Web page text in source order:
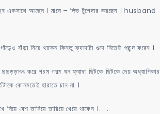
বছর একসাথে আছেন । মানে – লিভ টুগেদার করছেন । husband
বাঁড়া নিয়ে থাকেন কিন্তু ফ্যাদাটা গুদে নিতেই পছন্দ করেন ।
করে গরম গরম ঘন ফ্যাদা ছিটকে ছিটকে দেয় অধ্যাপিকার
কোনমতেই হারাতে চান না ।
বেশ তারিয়ে তারিয়ে খেয়ে থাকেন ।. . .